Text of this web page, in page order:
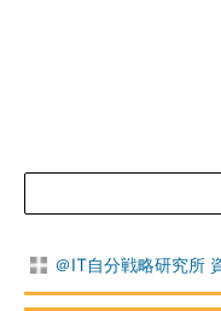
ョップI (
Oracle
プ II /
ショップ
＠IT自分戦略研究所